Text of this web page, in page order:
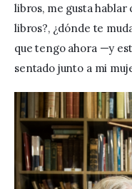
libros, me gusta hablar
libros?, ¿dónde te
que tengo ahora —y
sentado junto a mi